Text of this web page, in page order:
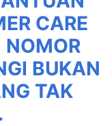
CARE
BUKAN
TAK